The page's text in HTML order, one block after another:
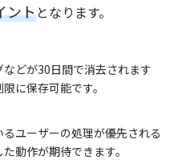
ントとなります。
どが30日間で消去されます
に保存可能です。
ユーザーの処理が優先される
動作が期待できます。